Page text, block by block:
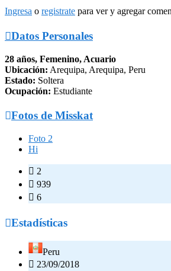
Ingresa o registrate para ver y agregar
Datos Personales
28 años, Femenino, Acuario
Ubicación: Arequipa, Arequipa, Peru
Estado: Soltera
Ocupación: Estudiante
Fotos de Misskat
Foto 2
Hi
 2
 939
 6
Estadísticas
Peru
 23/09/2018